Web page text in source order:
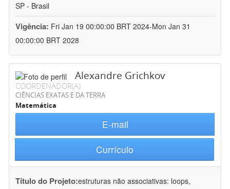
SP - Brasil
Vigência: Fri Jan 19 00:00:00 BRT 2024-Mon Jan 31
00:00:00 BRT 2028
Alexandre Grichkov
COORDENADOR(A)
CIÊNCIAS EXATAS E DA TERRA
Matemática
E-mail
Currículo
Título do Projeto:estruturas não associativas: loops,